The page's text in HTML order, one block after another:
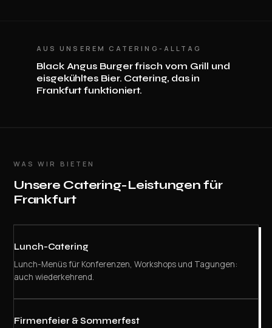
AUS UNSEREM CATERING-ALLTAG
Black Angus Burger frisch vom Grill und
eisgekühltes Bier. Catering, das in
Frankfurt funktioniert.
WAS WIR BIETEN
Unsere Catering-Leistungen für
Frankfurt
Lunch-Catering
Lunch-Menüs für Konferenzen, Workshops und Tagungen:
auch wiederkehrend.
Firmenfeier & Sommerfest